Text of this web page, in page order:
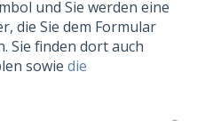
und Sie werden eine
die Sie dem Formular
Sie finden dort auch
sowie die